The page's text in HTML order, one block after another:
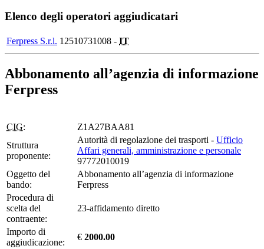
Elenco degli operatori aggiudicatari
Ferpress S.r.l. 12510731008 - IT
Abbonamento all’agenzia di informazione
Ferpress
CIG:
Z1A27BAA81
Struttura
proponente:
Autorità di regolazione dei trasporti - Ufficio
Affari generali, amministrazione e personale
97772010019
Oggetto del
bando:
Abbonamento all’agenzia di informazione
Ferpress
Procedura di
scelta del
contraente:
23-affidamento diretto
Importo di
aggiudicazione:
€ 2000.00